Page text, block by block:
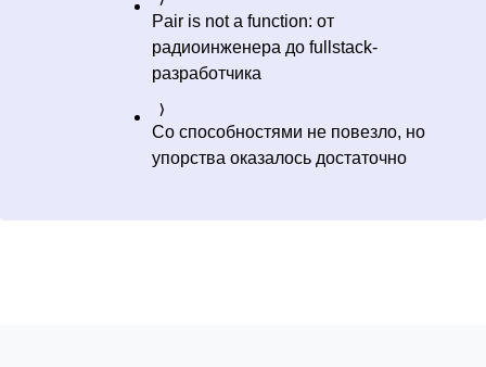
Pair is not a function: от
радиоинженера до fullstack-
разработчика
Со способностями не повезло, но
упорства оказалось достаточно